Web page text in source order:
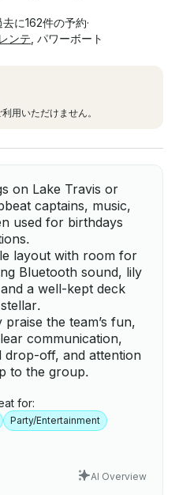
去に162件の予約·
ンテ パワーボート
用いただけません。
on Lake Travis or
captains, music,
used for birthdays
layout with room for
Bluetooth sound, lily
a well-kept deck
the team’s fun,
communication,
drop-off, and attention
to the group.
for:
Party/Entertainment
AI Overview